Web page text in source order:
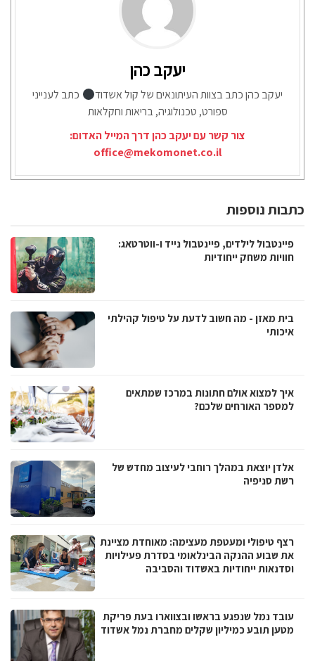
יעקב כהן
יעקב כהן כתב בצוות העיתונאים של קול אשדוד
כתב לענייני
ספורט, טכנולוגיה, בריאות וחקלאות
צור קשר עם יעקב כהן דרך המייל האדום:
office@mekomonet.co.il
כתבות נוספות
פיינטבול לילדים, פיינטבול נייד ו-ווטרטאג:
חוויות משחק ייחודיות
בית מאזן - מה חשוב לדעת על טיפול קהילתי
איכותי
איך למצוא אולם חתונות במרכז שמתאים
למספר האורחים שלכם?
אלדן יוצאת במהלך רוחבי לעיצוב מחדש של
רשת סניפיה
רצף טיפולי ומעטפת מעצימה: מאוחדת מציינת
את שבוע ההנקה הבינלאומי בסדרת פעילויות
וסדנאות ייחודיות באשדוד והסביבה
עובד נמל שנפגע בראשו ובצווארו בעת פריקת
מטען תובע כמיליון שקלים מחברת נמל אשדוד